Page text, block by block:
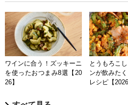
ワインに合う！ズッキーニ
を使ったおつまみ8選【20
26】
とうもろこ
ンが飲みた
レシピ【2026